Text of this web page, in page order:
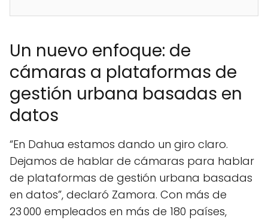
Un nuevo enfoque: de
cámaras a plataformas de
gestión urbana basadas en
datos
“En Dahua estamos dando un giro claro.
Dejamos de hablar de cámaras para hablar
de plataformas de gestión urbana basadas
en datos”, declaró Zamora. Con más de
23 000 empleados en más de 180 países,